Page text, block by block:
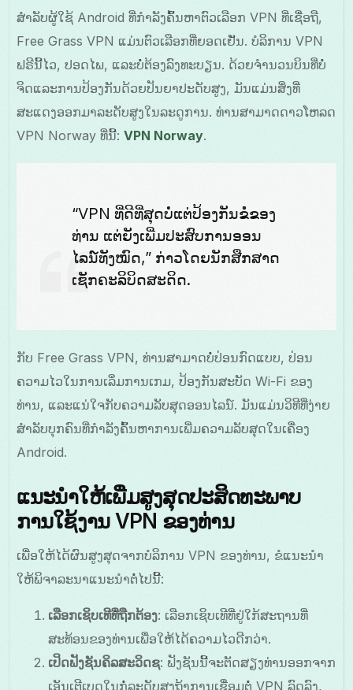
ສໍາລັບຜູ້ໃຊ້ Android ທີ່ກຳລັງຄົ້ນຫາຕົວເລືອກ VPN ທີ່ເຊື່ອຖື,
Free Grass VPN ແມ່ນຕົວເລືອກທີ່ຍອດເຢັ່ນ. ບໍລິການ VPN
ຟຣີນີ້ໄວ, ປອດໄພ, ແລະບໍ່ຕ້ອງລົງທະບຽນ. ດ້ວຍຈຳນວນບິນທີ່ບໍ່
ຈິດແລະການປ້ອງກັນດ້ວຍປັນຍາປະດັບສູງ, ມັນແມ່ນສິ່ງທີ່
ສະແດງອອກມາລະດັບສູງໃນລະດູການ. ທ່ານສາມາດດາວໂຫລດ
VPN Norway ທີ່ນີ້:VPN Norway.
“VPN ທີ່ດີທີ່ສຸດບໍ່ແຕ່ປ້ອງກັນຂໍໍໍຂອງ
ທ່ານ ແຕ່ຍັງເພີ່ມປະສົບການອອນ
ໄລນ໌ທັງໝົດ,” ກ່າວໂດຍນັກສືກສາດ
ເຊັກຄະລິບິດສະດິດ.
ກັບ Free Grass VPN, ທ່ານສາມາດບໍ່ປ່ອນກົດແບບ, ປ່ອນ
ຄວາມໄວໃນການເລິ່ມການເກມ, ປ້ອງກັນສະບັດ Wi-Fi ຂອງ
ທ່ານ, ແລະແນ່ໃຈກັບຄວາມລັບສຸດອອນໄລນ໌. ມັນແມ່ນວິທີທີ່ງ່າຍ
ສໍາລັບບຸກຄົນທີ່ກຳລັງຄົ້ນຫາການເພີ່ມຄວາມລັບສຸດໃນເຄື່ອງ
Android.
ແນະນຳໃຫ້ເພີ່ມສູງສຸດປະສິດທະພາບ
ການໃຊ້ງານ VPN ຂອງທ່ານ
ເພື່ອໃຫ້ໄດ້ຜົນສູງສຸດຈາກບໍລິການ VPN ຂອງທ່ານ, ຂໍແນະນຳ
ໃຫ້ພິຈາລະນາແນະນຳຕໍ່ໄປນີ້:
ເລືອກເຊິບເທີທີ່ຖືກຕ້ອງ: ເລືອກເຊິບເທີທີ່ຢູ່ໃກ້ສະຖານທີ່
ສະທ້ອນຂອງທ່ານເພື່ອໃຫ້ໄດ້ຄວາມໄວດີກວ່າ.
ເປິດຟັງຊັນຄິລສະວິດຊ: ຟັງຊັນນີ້ຈະຕັດສຽງທ່ານອອກຈາກ
ເອັນເຕີເບດໃນກໍ່ລະດັບສູງຖ້າການເຊື່ອມຕໍ່ VPN ລົດລົງ,